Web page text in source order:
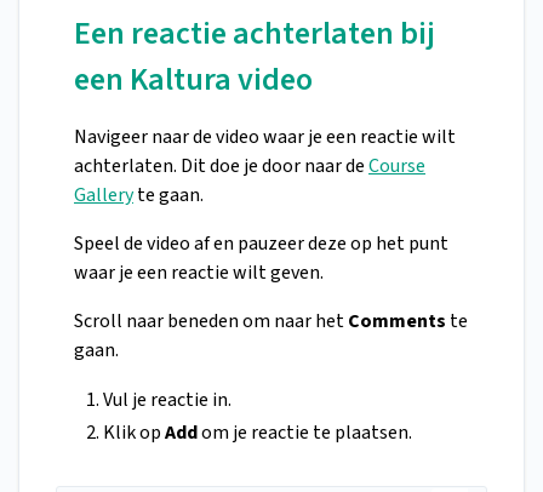
Een reactie achterlaten bij
een Kaltura video
Navigeer naar de video waar je een reactie wilt
achterlaten. Dit doe je door naar deCourse
Galleryte gaan.
Speel de video af en pauzeer deze op het punt
waar je een reactie wilt geven.
Scroll naar beneden om naar hetComments te
gaan.
Vul je reactie in.
Klik opAddom je reactie te plaatsen.